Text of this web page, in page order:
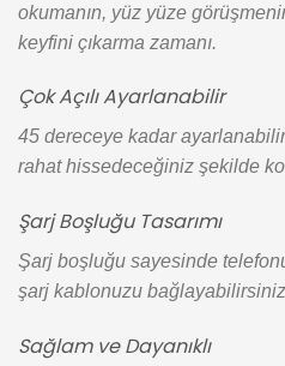
okumanın, yüz yüze
keyfini çıkarma zamanı.
Çok Açılı Ayarlanabilir
45 dereceye kadar
rahat hissedeceğiniz şekilde
Şarj Boşluğu Tasarımı
Şarj boşluğu sayesinde
şarj kablonuzu
Sağlam ve Dayanıklı